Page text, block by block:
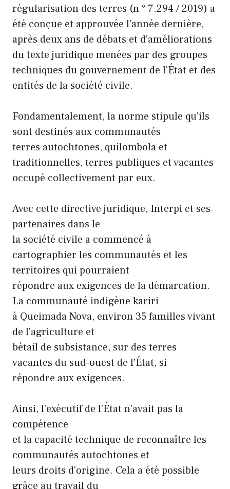
régularisation des terres (n ° 7.294 / 2019) a
été conçue et approuvée l'année dernière,
après deux ans de débats et d'améliorations
du texte juridique menées par des groupes
techniques du gouvernement de l'État et des
entités de la société civile.
Fondamentalement, la norme stipule qu'ils
sont destinés aux communautés
terres autochtones, quilombola et
traditionnelles, terres publiques et vacantes
occupé collectivement par eux.
Avec cette directive juridique, Interpi et ses
partenaires dans le
la société civile a commencé à
cartographier les communautés et les
territoires qui pourraient
répondre aux exigences de la démarcation.
La communauté indigène kariri
à Queimada Nova, environ 35 familles vivant
de l'agriculture et
bétail de subsistance, sur des terres
vacantes du sud-ouest de l'État, si
répondre aux exigences.
Ainsi, l'exécutif de l'État n'avait pas la
compétence
et la capacité technique de reconnaître les
communautés autochtones et
leurs droits d'origine. Cela a été possible
grâce au travail du